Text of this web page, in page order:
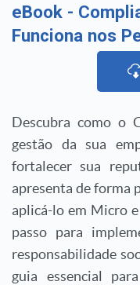
eBook -
Funciona nos
Descubra como o
gestão da sua
fortalecer sua
apresenta de forma
aplicá-lo em Micro e
passo para
responsabilidade
guia essencial